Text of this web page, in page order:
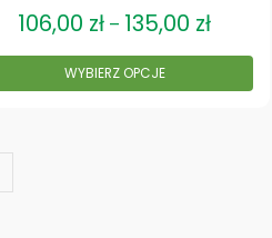
106,00 zł – 135,00 zł
WYBIERZ OPCJE